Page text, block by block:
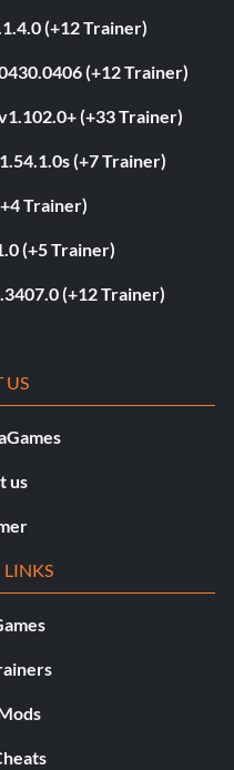
(+12 Trainer)
(+12 Trainer)
(+33 Trainer)
(+7 Trainer)
Trainer)
(+5 Trainer)
(+12 Trainer)
US
us
LINKS